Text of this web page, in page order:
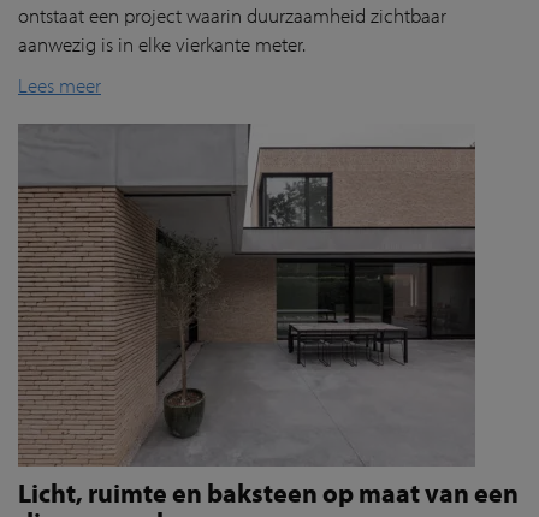
ontstaat een project waarin duurzaamheid zichtbaar
aanwezig is in elke vierkante meter.
Lees meer
Licht, ruimte en baksteen op maat van een